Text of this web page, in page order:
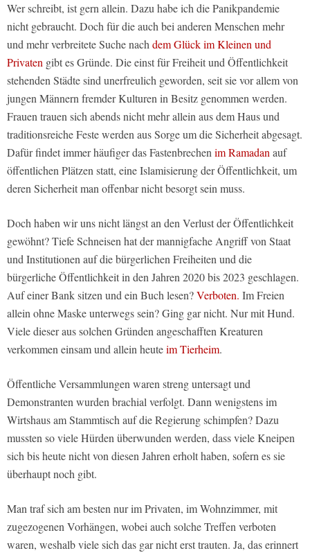
Wer schreibt, ist gern allein. Dazu habe ich die Panikpandemie
nicht gebraucht. Doch für die auch bei anderen Menschen mehr
und mehr verbreitete Suche nachdem Glück im Kleinen und
Privaten gibt es Gründe. Die einst für Freiheit und Öffentlichkeit
stehenden Städte sind unerfreulich geworden, seit sie vor allem von
jungen Männern fremder Kulturen in Besitz genommen werden.
Frauen trauen sich abends nicht mehr allein aus dem Haus und
traditionsreiche Feste werden aus Sorge um die Sicherheit abgesagt.
Dafür findet immer häufiger das Fastenbrechenim Ramadanauf
öffentlichen Plätzen statt, eine Islamisierung der Öffentlichkeit, um
deren Sicherheit man offenbar nicht besorgt sein muss.
Doch haben wir uns nicht längst an den Verlust der Öffentlichkeit
gewöhnt? Tiefe Schneisen hat der mannigfache Angriff von Staat
und Institutionen auf die bürgerlichen Freiheiten und die
bürgerliche Öffentlichkeit in den Jahren 2020 bis 2023 geschlagen.
Auf einer Bank sitzen und ein Buch lesen?Verboten. Im Freien
allein ohne Maske unterwegs sein? Ging gar nicht. Nur mit Hund.
Viele dieser aus solchen Gründen angeschafften Kreaturen
verkommen einsam und allein heuteim Tierheim.
Öffentliche Versammlungen waren streng untersagt und
Demonstranten wurden brachial verfolgt. Dann wenigstens im
Wirtshaus am Stammtisch auf die Regierung schimpfen? Dazu
mussten so viele Hürden überwunden werden, dass viele Kneipen
sich bis heute nicht von diesen Jahren erholt haben, sofern es sie
überhaupt noch gibt.
Man traf sich am besten nur im Privaten, im Wohnzimmer, mit
zugezogenen Vorhängen, wobei auch solche Treffen verboten
waren, weshalb viele sich das gar nicht erst trauten. Ja, das erinnert